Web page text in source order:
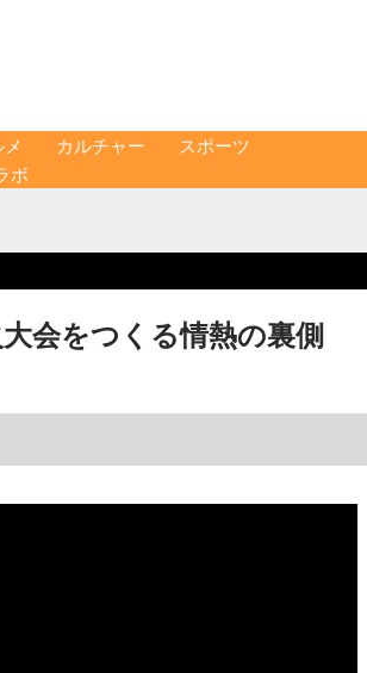
カルチャー
スポーツ
ボ
会をつくる情熱の裏側